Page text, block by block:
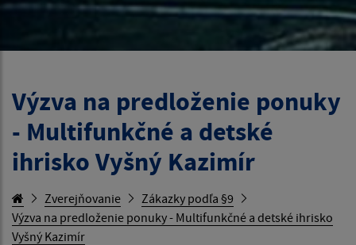
Výzva na predloženie ponuky
- Multifunkčné a detské
ihrisko Vyšný Kazimír
Zverejňovanie
Zákazky podľa §9
Výzva na predloženie ponuky - Multifunkčné a detské ihrisko
Vyšný Kazimír